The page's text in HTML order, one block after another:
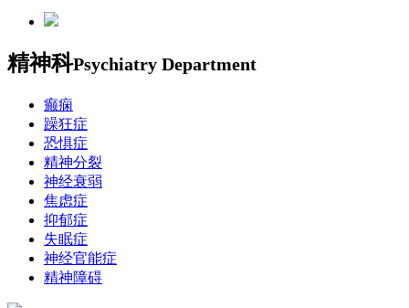
精神科Psychiatry Department
癫痫
躁狂症
恐惧症
精神分裂
神经衰弱
焦虑症
抑郁症
失眠症
神经官能症
精神障碍